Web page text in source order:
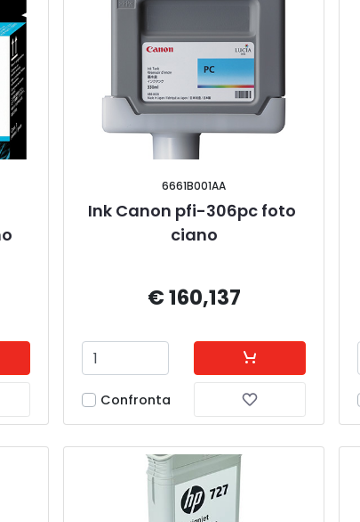
6661B001AA
Ink Canon pfi-306pc foto
ciano
€ 160,137
Confronta